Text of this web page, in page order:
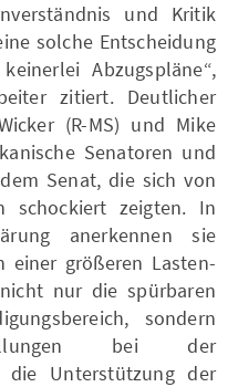
und Kritik
solche Entscheidung
Abzugspläne“,
zitiert. Deutlicher
(R-MS) und Mike
Senatoren und
Senat, die sich von
schockiert zeigten. In
anerkennen sie
einer größeren Lasten-
nur die spürbaren
sondern
bei der
die Unterstützung der